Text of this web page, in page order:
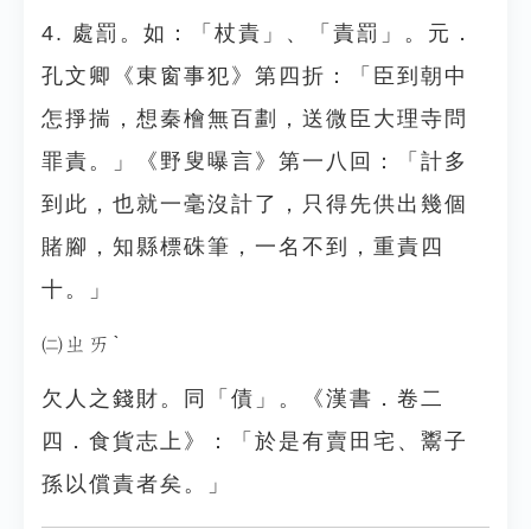
4. 處罰。如：「杖責」、「責罰」。元．
孔文卿《東窗事犯》第四折：「臣到朝中
怎掙揣，想秦檜無百劃，送微臣大理寺問
罪責。」《野叟曝言》第一八回：「計多
到此，也就一毫沒計了，只得先供出幾個
賭腳，知縣標硃筆，一名不到，重責四
十。」
㈡ㄓㄞˋ
欠人之錢財。同「債」。《漢書．卷二
四．食貨志上》：「於是有賣田宅、鬻子
孫以償責者矣。」